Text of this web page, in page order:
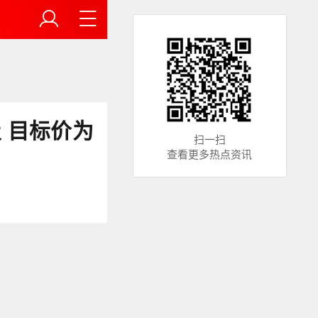
标价为
扫一扫
查看更多热点资讯